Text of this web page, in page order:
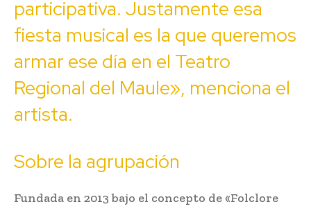
participativa. Justamente esa
fiesta musical es la que queremos
armar ese día en el Teatro
Regional del Maule», menciona el
artista.
Sobre la agrupación
Fundada en 2013 bajo el concepto de «Folclore